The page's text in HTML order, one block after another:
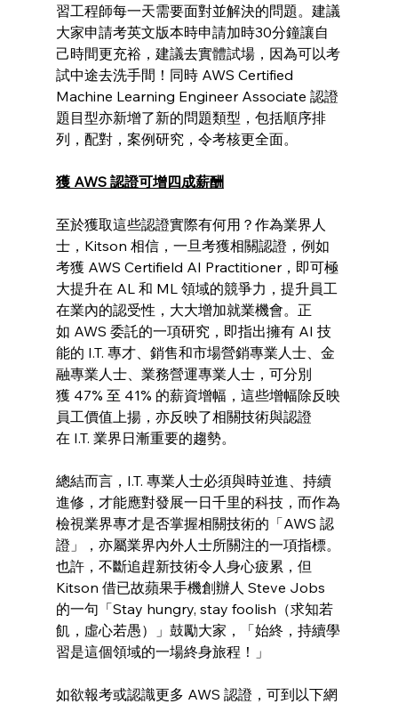
習工程師每一天需要面對並解決的問題。建議
大家申請考英文版本時申請加時30分鐘讓自
己時間更充裕，建議去實體試場，因為可以考
試中途去洗手間！同時 AWS Certified
Machine Learning Engineer Associate 認證
題目型亦新增了新的問題類型，包括順序排
列，配對，案例研究，令考核更全面。
獲 AWS 認證可增四成薪酬
至於獲取這些認證實際有何用？作為業界人
士，Kitson 相信，一旦考獲相關認證，例如
考獲 AWS Certifield AI Practitioner，即可極
大提升在 AL 和 ML 領域的競爭力，提升員工
在業內的認受性，大大增加就業機會。正
如 AWS 委託的一項研究，即指出擁有 AI 技
能的 I.T. 專才、銷售和市場營銷專業人士、金
融專業人士、業務營運專業人士，可分別
獲 47% 至 41% 的薪資增幅，這些增幅除反映
員工價值上揚，亦反映了相關技術與認證
在 I.T. 業界日漸重要的趨勢。
總結而言，I.T. 專業人士必須與時並進、持續
進修，才能應對發展一日千里的科技，而作為
檢視業界專才是否掌握相關技術的「AWS 認
證」，亦屬業界內外人士所關注的一項指標。
也許，不斷追趕新技術令人身心疲累，但
Kitson 借已故蘋果手機創辦人 Steve Jobs
的一句「Stay hungry, stay foolish（求知若
飢，虛心若愚）」鼓勵大家，「始終，持續學
習是這個領域的一場終身旅程！」
如欲報考或認識更多 AWS 認證，可到以下網